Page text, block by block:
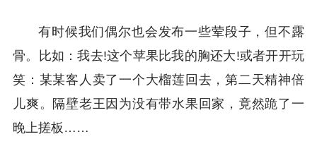
有时候我们偶尔也会发布一些荤段子，但不露
骨。比如：我去!这个苹果比我的胸还大!或者开开玩
笑：某某客人卖了一个大榴莲回去，第二天精神倍
儿爽。隔壁老王因为没有带水果回家，竟然跪了一
晚上搓板……